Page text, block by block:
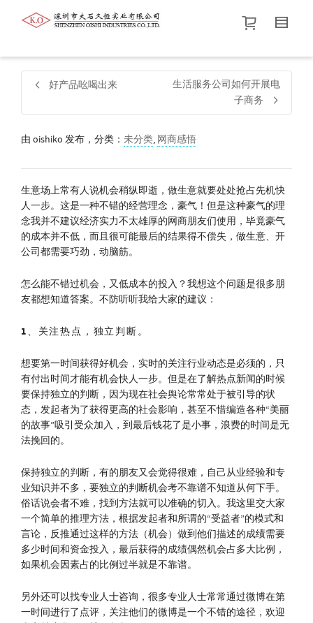
帮我查找新的衬衫尺码
价格介于
默认品牌.
好产品吆喝出来
生活服务公司如何开展电
子商务
由 oishiko 发布，分类： 未分类, 网商感悟
生意场上常有人说机会稍纵即逝，做生意就要处处抢占先机快
人一步。这是一种不错的经营理念，豪气！但是这种豪气的理
念我并不建议经济实力不太雄厚的网商朋友们使用，毕竟豪气
的成本并不低，而且很可能最后的结果得不偿失，做生意、开
公司都需要巧劲，动脑筋。
怎么能不错过机会，又低成本的投入？我想这个问题是很多朋
友都想知道答案。不防听听我给大家的建议：
1、关注热点，独立判断。
想要第一时间获得好机会，实时的关注行业动态是必须的，只
有付出时间才能有机会快人一步。但是在了解热点新闻的时候
要保持独立的判断，因为现在社会舆论常常处于被引导的状
态，发起者为了获得更高的社会影响，甚至不惜编造各种“美丽
的故事”吸引受众加入，到最后钱花了是小事，浪费的时间是无
法挽回的。
保持独立的判断，有的朋友又会觉得很难，自己从业经验和专
业知识并不多，要独立的判断机会考不靠谱不知道从何下手。
俗话说会者不难，找到方法就可以准确的切入。我这里交大家
一个简单的推理方法，根据发起者和所谓的“受益者”的模式和
言论，反推通过这样的方法（机会）做到他们描述的成绩需要
多少时间和资金投入，最后获得的成绩偶然机会占多大比例，
如果机会因素占的比例过半就是不靠谱。
另外还可以找专业人士咨询，很多专业人士常常通过微博在第
一时间进行了点评，关注他们的微博是一个不错的途径，欢迎